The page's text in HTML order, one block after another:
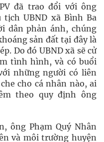
đã trao đổi với ông
tịch UBND xã Bình Ba
dân phản ánh, chúng
sản đất tại đây là
Do đó UBND xã sẽ cử
tình hình, và có buổi
những người có liên
cho cá nhân nào, ai
theo quy định ông
ông Phạm Quý Nhân
và môi trường huyện